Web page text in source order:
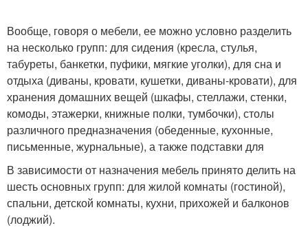
Вообще, говоря о мебели, ее можно условно разделить
на несколько групп: для сидения (кресла, стулья,
табуреты, банкетки, пуфики, мягкие уголки), для сна и
отдыха (диваны, кровати, кушетки, диваны-кровати), для
хранения домашних вещей (шкафы, стеллажи, стенки,
комоды, этажерки, книжные полки, тумбочки), столы
различного предназначения (обеденные, кухонные,
письменные, журнальные), а также подставки для
В зависимости от назначения мебель принято делить на
шесть основных групп: для жилой комнаты (гостиной),
спальни, детской комнаты, кухни, прихожей и балконов
(лоджий).